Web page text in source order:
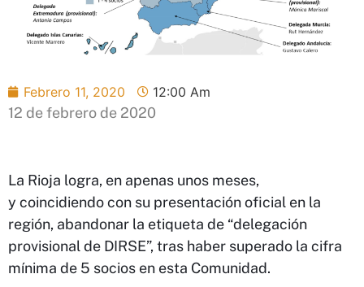
Febrero 11, 2020 12:00 Am
12 de febrero de 2020
La Rioja logra, en apenas unos meses,
y coincidiendo con su presentación oficial en la
región, abandonar la etiqueta de “delegación
provisional de DIRSE”, tras haber superado la cifra
mínima de 5 socios en esta Comunidad.